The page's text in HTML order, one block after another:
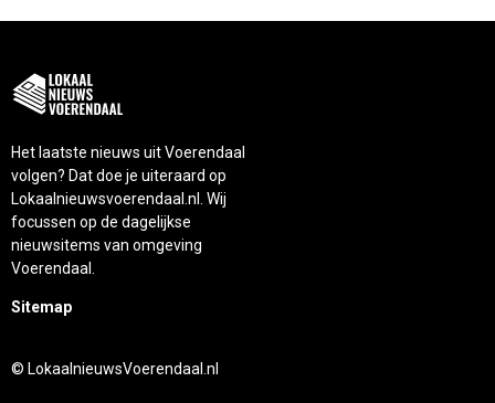
Het laatste nieuws uit Voerendaal
volgen? Dat doe je uiteraard op
Lokaalnieuwsvoerendaal.nl. Wij
focussen op de dagelijkse
nieuwsitems van omgeving
Voerendaal.
Sitemap
© LokaalnieuwsVoerendaal.nl